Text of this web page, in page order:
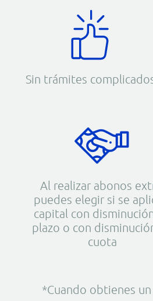
Sin trámites
Al realizar abonos
puedes elegir si se
capital con
plazo o con
cuota
*Cuando obtienes